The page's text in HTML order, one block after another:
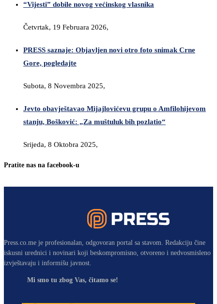
“Vijesti” dobile novog većinskog vlasnika
Četvrtak, 19 Februara 2026,
PRESS saznaje: Objavljen novi otro foto snimak Crne
Gore, pogledajte
Subota, 8 Novembra 2025,
Jevto obavještavao Mijajlovićevu grupu o Amfilohijevom
stanju, Bošković: „Za muštuluk bih pozlatio“
Srijeda, 8 Oktobra 2025,
Pratite nas na facebook-u
Press.co.me je profesionalan, odgovoran portal sa stavom. Redakciju čine
iskusni urednici i novinari koji beskompromisno, otvoreno i nedvosmisleno
izvještavaju i informišu javnost.
Mi smo tu zbog Vas, čitamo se!